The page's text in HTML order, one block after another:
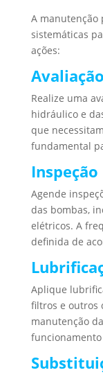
A manutenção
sistemáticas
ações:
Realize uma
hidráulico e
que
fundamental
Agende
das bombas,
elétricos. A
definida de
Aplique
filtros e outros
manutenção